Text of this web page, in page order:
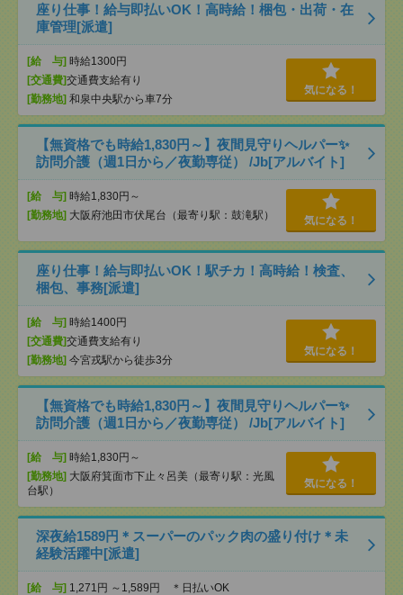
座り仕事！給与即払いOK！高時給！梱包・出荷・在
庫管理[派遣]
[給 与] 時給1300円
[交通費]交通費支給有り
[勤務地] 和泉中央駅から車7分
気になる！
【無資格でも時給1,830円～】夜間見守りヘルパー✨
訪問介護（週1日から／夜勤専従） /Jb[アルバイト]
[給 与] 時給1,830円～
[勤務地] 大阪府池田市伏尾台（最寄り駅：鼓滝駅） 気になる！
座り仕事！給与即払いOK！駅チカ！高時給！検査、
梱包、事務[派遣]
[給 与] 時給1400円
[交通費]交通費支給有り
[勤務地] 今宮戎駅から徒歩3分
気になる！
【無資格でも時給1,830円～】夜間見守りヘルパー✨
訪問介護（週1日から／夜勤専従） /Jb[アルバイト]
[給 与] 時給1,830円～
[勤務地] 大阪府箕面市下止々呂美（最寄り駅：光風
台駅）
気になる！
深夜給1589円＊スーパーのパック肉の盛り付け＊未
経験活躍中[派遣]
[給 与] 1,271円 ～1,589円 ＊日払いOK